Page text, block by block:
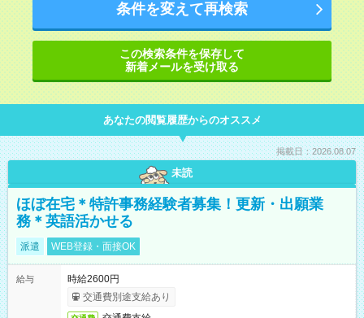
条件を変えて再検索
この検索条件を保存して
新着メールを受け取る
あなたの閲覧履歴からのオススメ
掲載日：2026.08.07
未読
ほぼ在宅＊特許事務経験者募集！更新・出願業
務＊英語活かせる
派遣 WEB登録・面接OK
給与
時給2600円
交通費別途支給あり